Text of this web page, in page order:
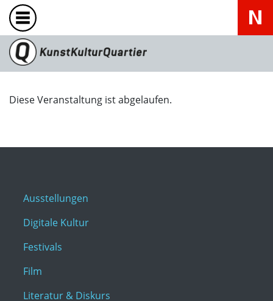
Diese Veranstaltung ist abgelaufen.
Ausstellungen
Digitale Kultur
Festivals
Film
Literatur & Diskurs